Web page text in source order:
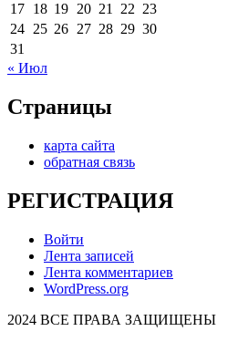
17 18 19 20 21 22 23
24 25 26 27 28 29 30
31
« Июл
Страницы
карта сайта
обратная связь
РЕГИСТРАЦИЯ
Войти
Лента записей
Лента комментариев
WordPress.org
2024 ВСЕ ПРАВА ЗАЩИЩЕНЫ